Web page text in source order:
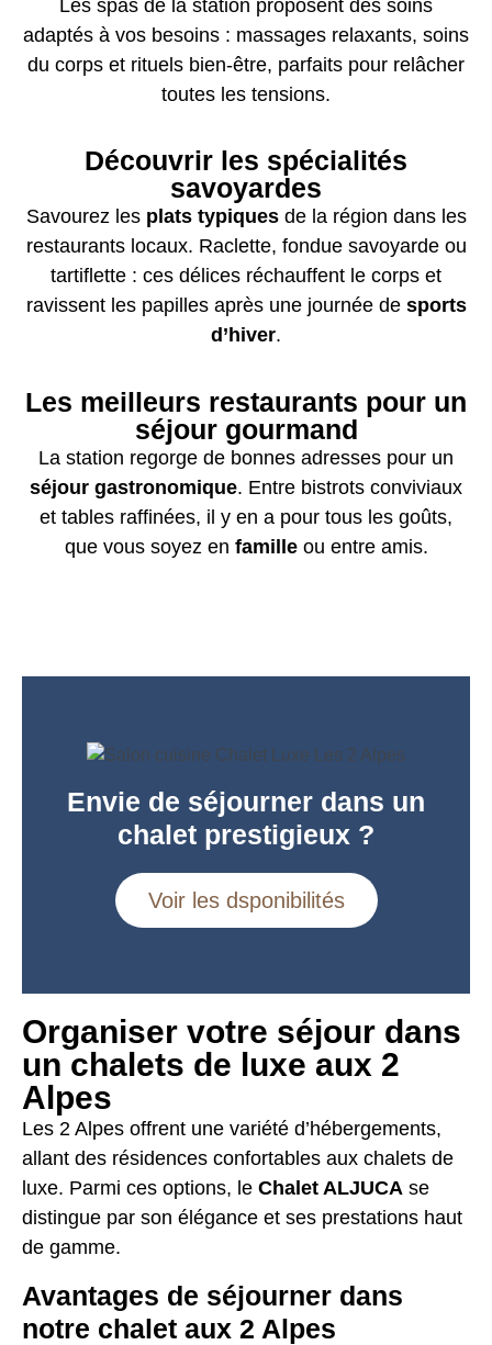
Les spas de la station proposent des soins
adaptés à vos besoins : massages relaxants, soins
du corps et rituels bien-être, parfaits pour relâcher
toutes les tensions.
Découvrir les spécialités
savoyardes
Savourez les plats typiquesde la région dans les
restaurants locaux. Raclette, fondue savoyarde ou
tartiflette : ces délices réchauffent le corps et
ravissent les papilles après une journée de sports
d’hiver.
Les meilleurs restaurants pour un
séjour gourmand
La station regorge de bonnes adresses pour un
séjour gastronomique. Entre bistrots conviviaux
et tables raffinées, il y en a pour tous les goûts,
que vous soyez en familleou entre amis.
Envie de séjourner dans un
chalet prestigieux ?
Voir les dsponibilités
Organiser votre séjour dans
un chalets de luxe aux 2
Alpes
Les 2 Alpes offrent une variété d’hébergements,
allant des résidences confortables aux chalets de
luxe. Parmi ces options, le Chalet ALJUCA se
distingue par son élégance et ses prestations haut
de gamme.
Avantages de séjourner dans
notre chalet aux 2 Alpes